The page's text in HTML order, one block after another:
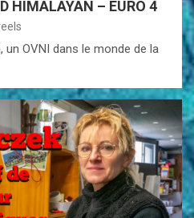
HIMALAYAN – EURO 4
un OVNI dans le monde de la